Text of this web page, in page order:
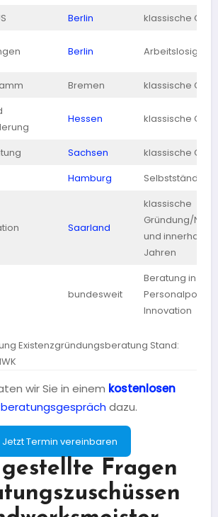
Berlin klassische
Berlin Arbeitslosigkeit
Bremen
klassische
Hessen klassische
Sachsen
klassische
Hamburg Selbstständige
Saarland
klassische
Gründung/
und innerhalb
Jahren
bundesweit
Beratung in
Personalpolitik
Innovation
Existenzgründungsberatung Stand:
wir Sie in einem kostenlosen
dazu.
Jetzt Termin vereinbaren
Fragen